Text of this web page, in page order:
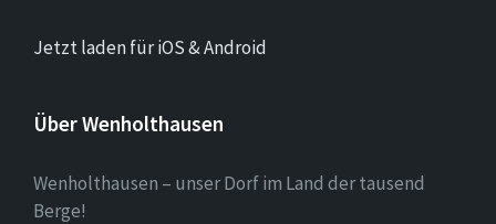
Jetzt laden für iOS & Android
Über Wenholthausen
Wenholthausen – unser Dorf im Land der tausend
Berge!